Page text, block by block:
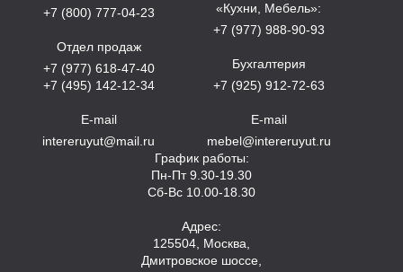
+7 (800) 777-04-23
Отдел продаж
+7 (977) 618-47-40
+7 (495) 142-12-34
E-mail
intereruyut@mail.ru
«Кухни, Мебель»:
+7 (977) 988-90-93
Бухгалтерия
+7 (925) 912-72-63
E-mail
mebel@intereruyut.ru
График работы:
Пн-Пт 9.30-19.30
Сб-Вс 10.00-18.30
Адрес:
125504, Москва,
Дмитровское шоссе,